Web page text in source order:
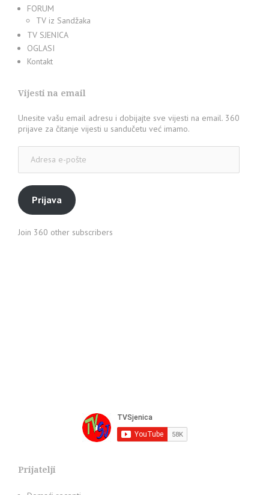
FORUM
TV iz Sandžaka
TV SJENICA
OGLASI
Kontakt
Vijesti na email
Unesite vašu email adresu i dobijajte sve vijesti na email. 360
prijave za čitanje vijesti u sandučetu već imamo.
pošte
Prijava
Join 360 other subscribers
Prijatelji